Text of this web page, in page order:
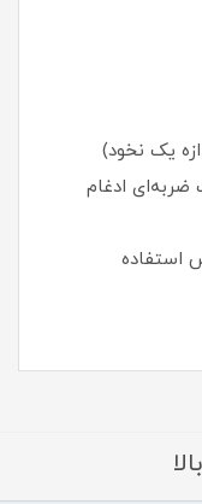
یک نخود)
ادغام
استفاده